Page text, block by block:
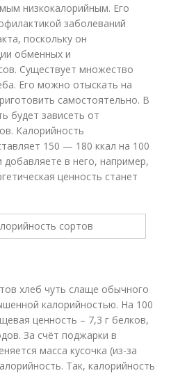
низкокалорийным. Его
заболеваний
поскольку он
обменных и
Существует множество
Его можно отыскать на
самостоятельно. В
будет зависеть от
Калорийность
150 — 180 ккал на 100
добавляете в него, например,
ценность станет
хлеб чуть слаще обычного
калорийностью. На 100
ценность – 7,3 г белков,
За счёт поджарки в
масса кусочка (из-за
Так, калорийность